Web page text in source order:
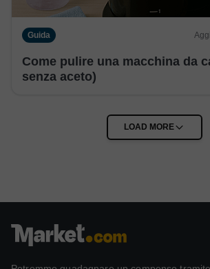
Guida
Come pulire una macchina da
senza aceto)